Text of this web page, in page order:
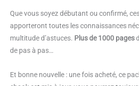
Que vous soyez débutant ou confirmé,
apporteront toutes les connaissances
multitude d’astuces. Plus de 1000 pages
de pas à pas…
Et bonne nouvelle : une fois acheté, ce